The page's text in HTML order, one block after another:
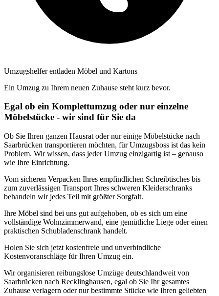
Umzugshelfer entladen Möbel und Kartons
Ein Umzug zu Ihrem neuen Zuhause steht kurz bevor.
Egal ob ein Komplettumzug oder nur einzelne
Möbelstücke - wir sind für Sie da
Ob Sie Ihren ganzen Hausrat oder nur einige Möbelstücke nach
Saarbrücken transportieren möchten, für Umzugsboss ist das kein
Problem. Wir wissen, dass jeder Umzug einzigartig ist – genauso
wie Ihre Einrichtung.
Vom sicheren Verpacken Ihres empfindlichen Schreibtisches bis
zum zuverlässigen Transport Ihres schweren Kleiderschranks
behandeln wir jedes Teil mit größter Sorgfalt.
Ihre Möbel sind bei uns gut aufgehoben, ob es sich um eine
vollständige Wohnzimmerwand, eine gemütliche Liege oder einen
praktischen Schubladenschrank handelt.
Holen Sie sich jetzt kostenfreie und unverbindliche
Kostenvoranschläge für Ihren Umzug ein.
Wir organisieren reibungslose Umzüge deutschlandweit von
Saarbrücken nach Recklinghausen, egal ob Sie Ihr gesamtes
Zuhause verlagern oder nur bestimmte Stücke wie Ihren geliebten